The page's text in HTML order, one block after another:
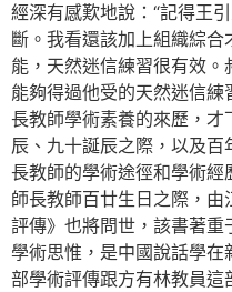
經深有感歎地說：“記得王
斷。我看還該加上組織綜
能，天然迷信練習很有效。
能夠得過他受的天然迷信練
長教師學術素養的來歷，
辰、九十誕辰之際，以及
長教師的學術途徑和學術
師長教師百廿生日之際，
評傳》也將問世，該書著
學術思惟，是中國說話學
部學術評傳跟方有林教員